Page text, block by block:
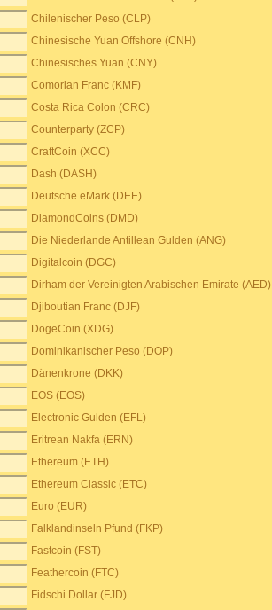
Chilenischer Peso (CLP)
Chinesische Yuan Offshore (CNH)
Chinesisches Yuan (CNY)
Comorian Franc (KMF)
Costa Rica Colon (CRC)
Counterparty (ZCP)
CraftCoin (XCC)
Dash (DASH)
Deutsche eMark (DEE)
DiamondCoins (DMD)
Die Niederlande Antillean Gulden (ANG)
Digitalcoin (DGC)
Dirham der Vereinigten Arabischen Emirate (AED)
Djiboutian Franc (DJF)
DogeCoin (XDG)
Dominikanischer Peso (DOP)
Dänenkrone (DKK)
EOS (EOS)
Electronic Gulden (EFL)
Eritrean Nakfa (ERN)
Ethereum (ETH)
Ethereum Classic (ETC)
Euro (EUR)
Falklandinseln Pfund (FKP)
Fastcoin (FST)
Feathercoin (FTC)
Fidschi Dollar (FJD)